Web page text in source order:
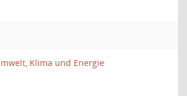
Klima und Energie